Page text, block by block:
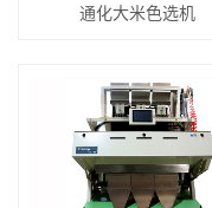
通化大米色选机